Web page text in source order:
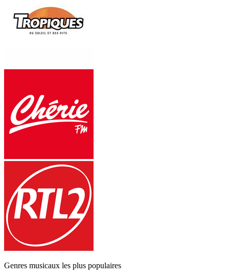
Genres musicaux les plus populaires